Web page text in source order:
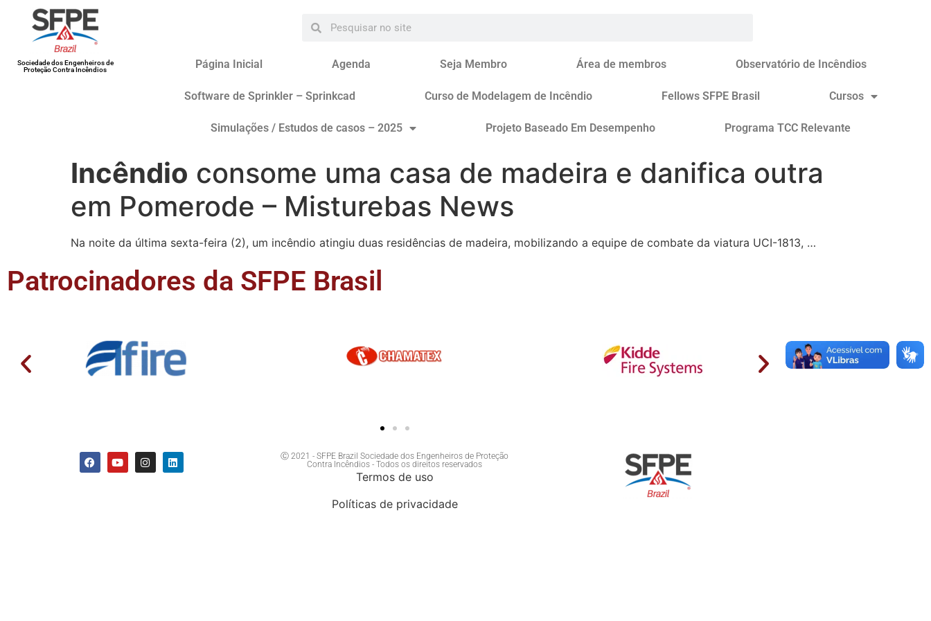
Sociedade dos Engenheiros de
Proteção Contra Incêndios
Página Inicial Agenda Seja Membro Área de membros Observatório de Incêndios
Software de Sprinkler – Sprinkcad Curso de Modelagem de Incêndio Fellows SFPE Brasil Cursos
Simulações / Estudos de casos – 2025 Projeto Baseado Em Desempenho Programa TCC Relevante
Incêndio consome uma casa de madeira e danifica outra
em Pomerode – Misturebas News
Na noite da última sexta-feira (2), um incêndio atingiu duas residências de madeira, mobilizando a equipe de combate da viatura UCI-1813, …
Patrocinadores da SFPE Brasil
Ⓒ 2021 - SFPE Brazil Sociedade dos Engenheiros de Proteção
Contra Incêndios - Todos os direitos reservados
Termos de uso
Políticas de privacidade